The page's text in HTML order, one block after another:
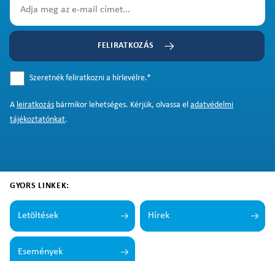
FELIRATKOZÁS
Szeretnék feliratkozni a hírlevélre.*
A leiratkozás bármikor lehetséges. Kérjük, olvassa el adatvédelmi
tájékoztatónkat.
GYORS LINKEK:
Letöltések Hírek
Események